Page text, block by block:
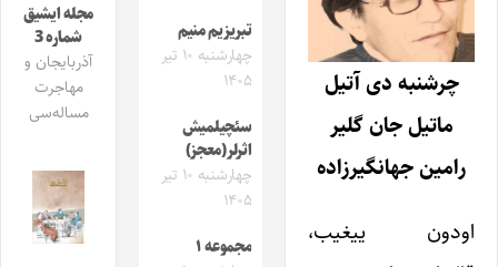
چرشنبه دی آتیل
ماتیل جان گلیر
رامین جهانگیرزاده
اودون ییغیب،
تبریزیم منیم
چهارشنبه ۱۰ تیر
۱۴۰۵
سئچیلمیش
اثرلر(معجز)
چهارشنبه ۱۰ تیر
۱۴۰۵
مجموعه ۱
مجله ایشیق
شماره 3
آذربایجان و
مهاجرت
مساله‌سی